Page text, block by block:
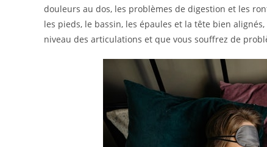
douleurs au dos, les problèmes de digestion et les
les pieds, le bassin, les épaules et la tête bien
niveau des articulations et que vous souffrez de